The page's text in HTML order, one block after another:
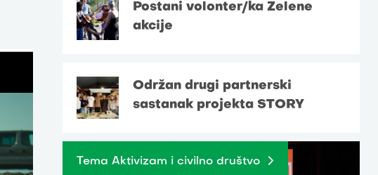
Postani volonter/ka Zelene
akcije
Održan drugi partnerski
sastanak projekta STORY
Tema Aktivizam i civilno društvo